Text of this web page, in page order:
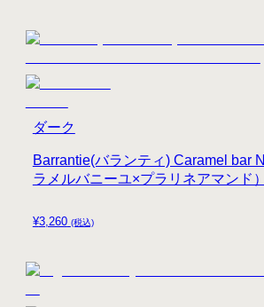
¥3,260 (税込)
Barrantie(バランティ) Caramel bar
ラメルバニーユ×プラリネアマンド）
ダーク